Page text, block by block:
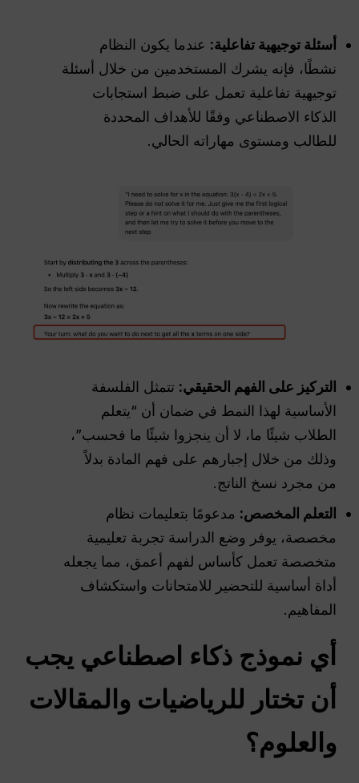
أسئلة توجيهية تفاعلية: عندما يكون النظام
نشطًا، فإنه يشرك المستخدمين من خلال أسئلة
توجيهية تفاعلية تعمل على ضبط استجابات
الذكاء الاصطناعي وفقًا للأهداف المحددة
للطالب ومستوى مهاراته الحالي.
التركيز على الفهم الحقيقي: تتمثل الفلسفة
الأساسية لهذا النمط في ضمان أن “يتعلم
الطلاب شيئًا ما، لا أن ينجزوا شيئًا ما فحسب”،
وذلك من خلال إجبارهم على فهم المادة بدلاً
من مجرد نسخ الناتج.
التعلم المخصص: مدعومًا بتعليمات نظام
مخصصة، يوفر وضع الدراسة تجربة تعليمية
متخصصة تعمل كأساس لفهم أعمق، مما يجعله
أداة أساسية للتحضير للامتحانات واستكشاف
المفاهيم.
أي نموذج ذكاء اصطناعي يجب
أن تختار للرياضيات والمقالات
والعلوم؟